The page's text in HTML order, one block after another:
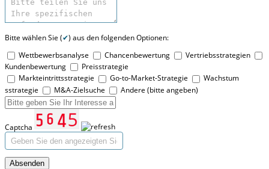
Bitte wählen Sie (✔) aus den folgenden Optionen:
Wettbewerbsanalyse
Chancenbewertung
Vertriebsstrategien
Kundenbewertung
Preisstrategie
Markteintrittsstrategie
Go-to-Market-Strategie
Wachstum
sstrategie
M&A-Zielsuche Andere (bitte angeben)
Captcha
Absenden